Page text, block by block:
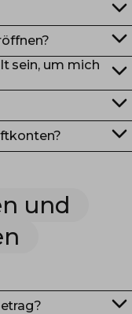
sein, um mich
und